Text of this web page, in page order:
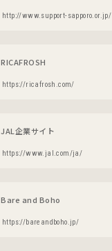
http://www.support-sapporo.or.jp/
RICAFROSH
https://ricafrosh.com/
JAL企業サイト
https://www.jal.com/ja/
Bare and Boho
https://bareandboho.jp/